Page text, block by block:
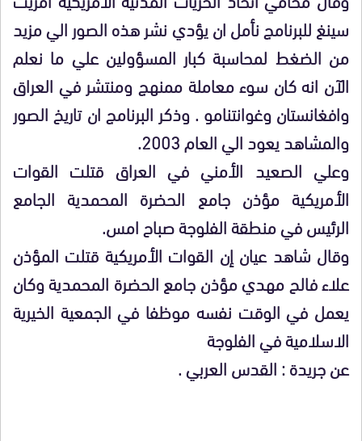
سينغ للبرنامج نأمل ان يؤدي نشر هذه الصور الي مزيد
من الضغط لمحاسبة كبار المسؤولين علي ما نعلم
الآن انه كان سوء معاملة ممنهج ومنتشر في العراق
وافغانستان وغوانتنامو . وذكر البرنامج ان تاريخ الصور
والمشاهد يعود الي العام 2003.
وعلي الصعيد الأمني في العراق قتلت القوات
الأمريكية مؤذن جامع الحضرة المحمدية الجامع
الرئيس في منطقة الفلوجة صباح امس.
وقال شاهد عيان إن القوات الأمريكية قتلت المؤذن
علاء فالح مهدي مؤذن جامع الحضرة المحمدية وكان
يعمل في الوقت نفسه موظفا في الجمعية الخيرية
الاسلامية في الفلوجة
عن جريدة : القدس العربي .